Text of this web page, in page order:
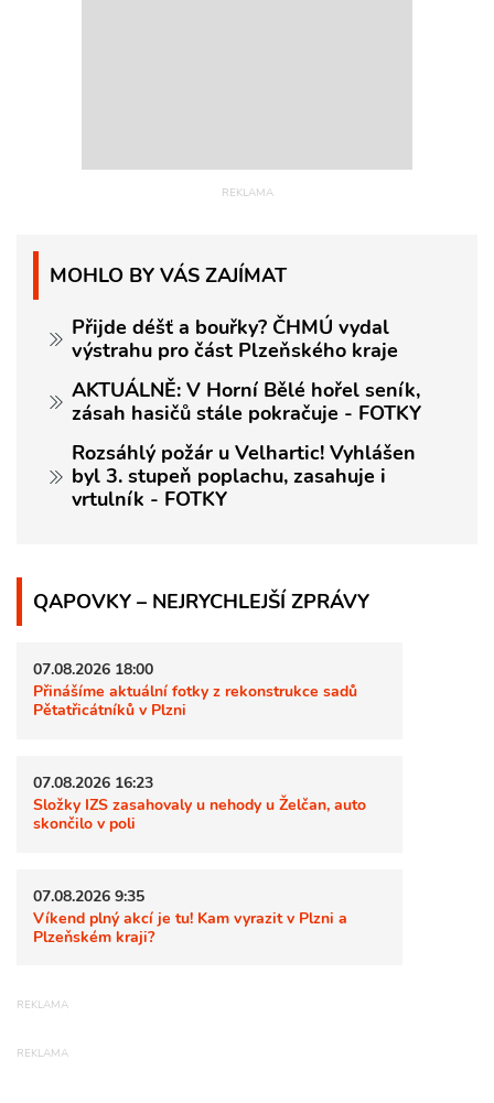
MOHLO BY VÁS ZAJÍMAT
Přijde déšť a bouřky? ČHMÚ vydal
výstrahu pro část Plzeňského kraje
AKTUÁLNĚ: V Horní Bělé hořel seník,
zásah hasičů stále pokračuje - FOTKY
Rozsáhlý požár u Velhartic! Vyhlášen
byl 3. stupeň poplachu, zasahuje i
vrtulník - FOTKY
QAPOVKY – NEJRYCHLEJŠÍ ZPRÁVY
07.08.2026 18:00
Přinášíme aktuální fotky z rekonstrukce sadů
Pětatřicátníků v Plzni
07.08.2026 16:23
Složky IZS zasahovaly u nehody u Želčan, auto
skončilo v poli
07.08.2026 9:35
Víkend plný akcí je tu! Kam vyrazit v Plzni a
Plzeňském kraji?